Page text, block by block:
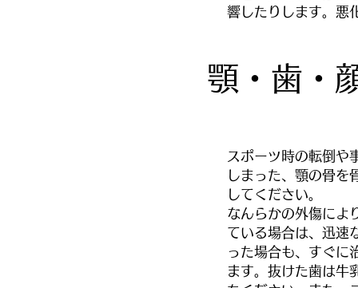
響したりします。悪
顎・歯・
スポーツ時の転倒や
しまった、顎の骨を
してください。
なんらかの外傷によ
ている場合は、迅速
った場合も、すぐに
ます。抜けた歯は牛